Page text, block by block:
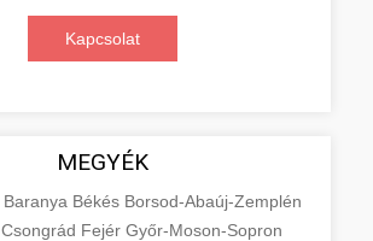
Kapcsolat
MEGYÉK
Baranya Békés Borsod-Abaúj-Zemplén
Csongrád Fejér Győr-Moson-Sopron